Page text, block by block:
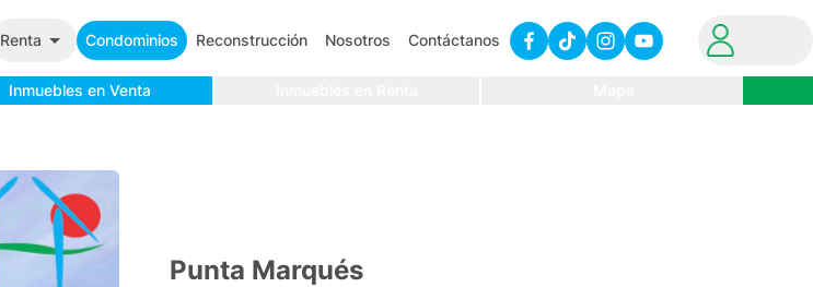
Renta Condominios Reconstrucción Nosotros Contáctanos
Inmuebles en Venta
Punta Marqués